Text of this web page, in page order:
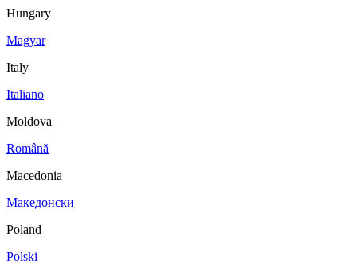
Hungary
Magyar
Italy
Italiano
Moldova
Română
Macedonia
Македонски
Poland
Polski